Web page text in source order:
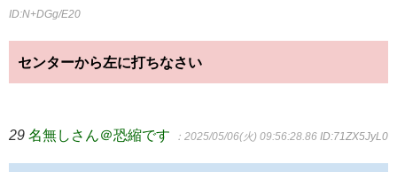
ID:N+DGg/E20
センターから左に打ちなさい
29 名無しさん＠恐縮です ：2025/05/06(火) 09:56:28.86 ID:71ZX5JyL0